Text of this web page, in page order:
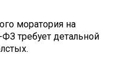
моратория на
требует детальной